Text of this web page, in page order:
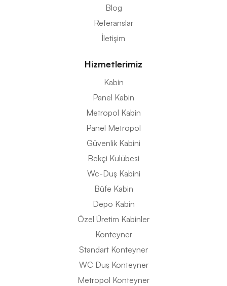
Blog
Referanslar
İletişim
Hizmetlerimiz
Kabin
Panel Kabin
Metropol Kabin
Panel Metropol
Güvenlik Kabini
Bekçi Kulübesi
Wc-Duş Kabini
Büfe Kabin
Depo Kabin
Özel Üretim Kabinler
Konteyner
Standart Konteyner
WC Duş Konteyner
Metropol Konteyner